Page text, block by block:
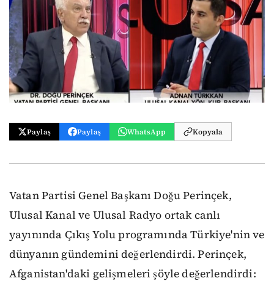
Paylaş Paylaş WhatsApp Kopyala
Vatan Partisi Genel Başkanı Doğu Perinçek,
Ulusal Kanal ve Ulusal Radyo ortak canlı
yayınında Çıkış Yolu programında Türkiye'nin ve
dünyanın gündemini değerlendirdi. Perinçek,
Afganistan'daki gelişmeleri şöyle değerlendirdi: